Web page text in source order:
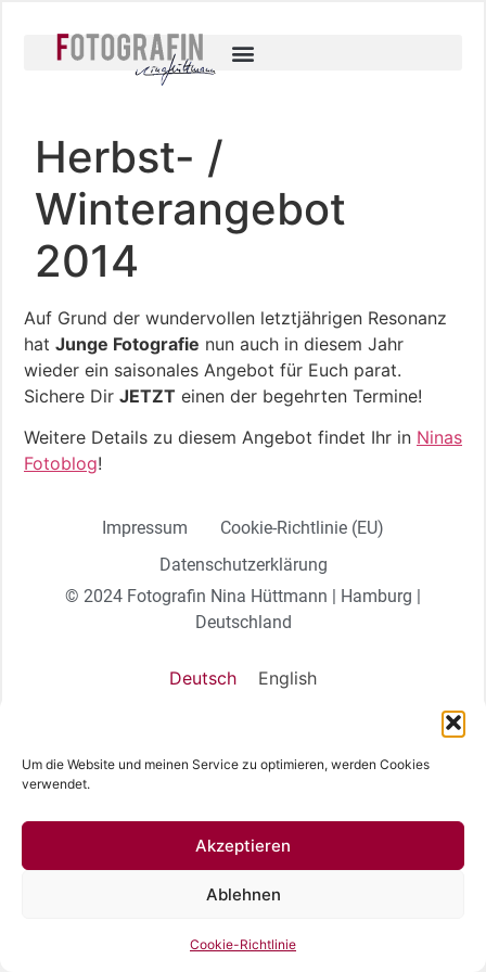
Um die Website und meinen Service zu optimieren, werden Cookies
verwendet.
Akzeptieren
Ablehnen
Cookie-Richtlinie
Herbst- /
Winterangebot
2014
Auf Grund der wundervollen letztjährigen Resonanz
hat Junge Fotografie nun auch in diesem Jahr
wieder ein saisonales Angebot für Euch parat.
Sichere Dir JETZT einen der begehrten Termine!
Weitere Details zu diesem Angebot findet Ihr in Ninas
Fotoblog!
Impressum
Cookie-Richtlinie (EU)
Datenschutzerklärung
© 2024 Fotografin Nina Hüttmann | Hamburg |
Deutschland
Deutsch English